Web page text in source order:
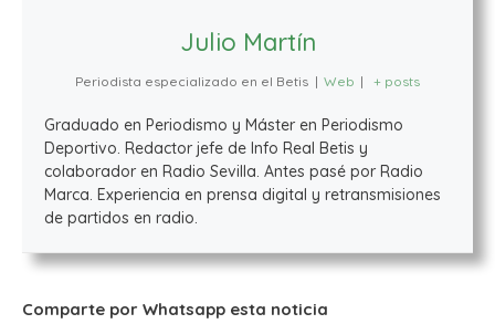
Julio Martín
Periodista especializado en el Betis | Web | + posts
Graduado en Periodismo y Máster en Periodismo
Deportivo. Redactor jefe de Info Real Betis y
colaborador en Radio Sevilla. Antes pasé por Radio
Marca. Experiencia en prensa digital y retransmisiones
de partidos en radio.
Comparte por Whatsapp esta noticia